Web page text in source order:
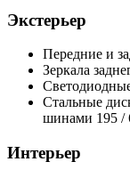
Экстерьер
Передние и
Зеркала
Стальные
шинами 195 /
Интерьер